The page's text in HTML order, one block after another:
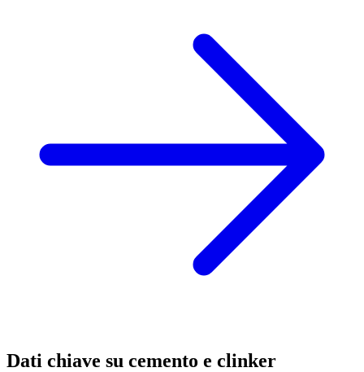
Dati chiave su cemento e clinker